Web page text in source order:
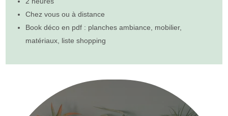
Chez vous ou à distance
Book déco en pdf : planches ambiance, mobilier,
matériaux, liste shopping